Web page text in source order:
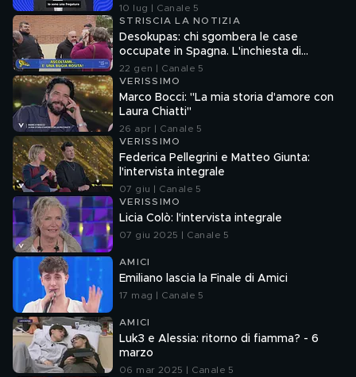
10 lug | Canale 5
STRISCIA LA NOTIZIA
Desokupas: chi sgombera le case
occupate in Spagna. L'inchiesta di
Francesco Mazza
22 gen | Canale 5
VERISSIMO
Marco Bocci: "La mia storia d'amore con
Laura Chiatti"
26 apr | Canale 5
VERISSIMO
Federica Pellegrini e Matteo Giunta:
l'intervista integrale
07 giu | Canale 5
VERISSIMO
Licia Colò: l'intervista integrale
07 giu 2025 | Canale 5
AMICI
Emiliano lascia la Finale di Amici
17 mag | Canale 5
AMICI
Luk3 e Alessia: ritorno di fiamma? - 6
marzo
06 mar 2025 | Canale 5